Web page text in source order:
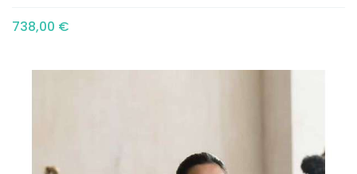
738,00 €